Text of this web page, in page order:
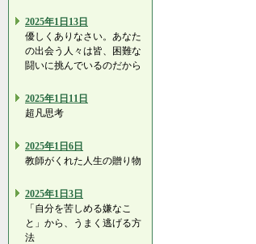
2025年1日13日
優しくありなさい。あなた
の出会う人々は皆、困難な
闘いに挑んでいるのだから
2025年1日11日
超凡思考
2025年1日6日
教師がくれた人生の贈り物
2025年1日3日
「自分を苦しめる嫌なこ
と」から、うまく逃げる方
法